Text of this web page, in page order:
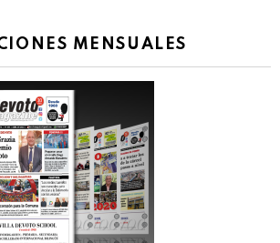
MENSUALES